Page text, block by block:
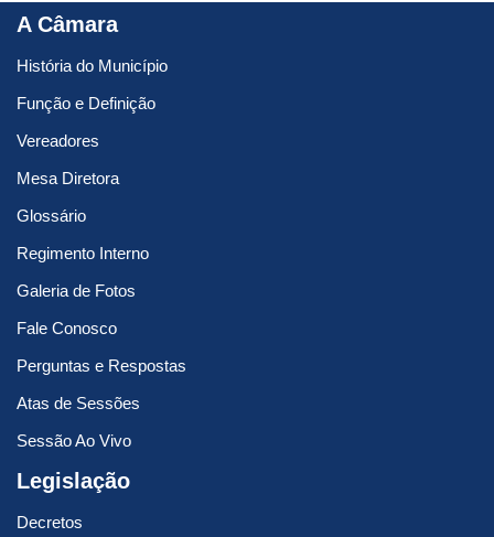
A Câmara
História do Município
Função e Definição
Vereadores
Mesa Diretora
Glossário
Regimento Interno
Galeria de Fotos
Fale Conosco
Perguntas e Respostas
Atas de Sessões
Sessão Ao Vivo
Legislação
Decretos